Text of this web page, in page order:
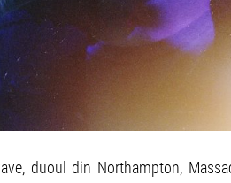
duoul din Northampton,